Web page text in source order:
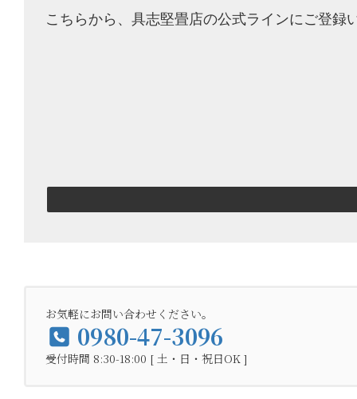
こちらから、具志堅畳店の公式ラインにご登録
お気軽にお問い合わせください。
0980-47-3096
受付時間 8:30-18:00 [ 土・日・祝日OK ]